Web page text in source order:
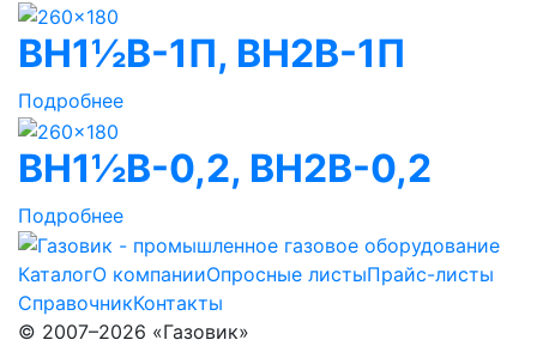
ВН1½В-1П, ВН2В-1П
Подробнее
ВН1½В-0,2, ВН2В-0,2
Подробнее
КаталогО компанииОпросные листыПрайс-листы
СправочникКонтакты
© 2007–2026 «Газовик»